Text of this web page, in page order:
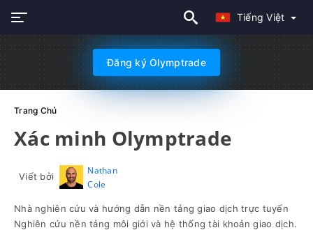
Tiếng Việt
Đăng ký Olymptrade
Trang Chủ
Xác minh Olymptrade
Viết bởi
Nathan
Cole
Nhà nghiên cứu và hướng dẫn nền tảng giao dịch trực tuyến
Nghiên cứu nền tảng môi giới và hệ thống tài khoản giao dịch.